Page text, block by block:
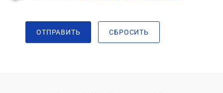
ОТПРАВИТЬ СБРОСИТЬ